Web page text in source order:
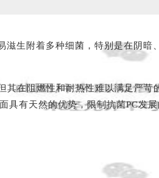
生附着多种细菌，特别是在阴暗
在阻燃性和耐热性难以满足严
有天然的优势，限制抗菌PC发